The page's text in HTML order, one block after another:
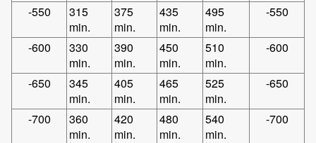
-550
315
min.
375
min.
435
min.
495
min.
-550
-600
330
min.
390
min.
450
min.
510
min.
-600
-650
345
min.
405
min.
465
min.
525
min.
-650
-700
360
min.
420
min.
480
min.
540
min.
-700